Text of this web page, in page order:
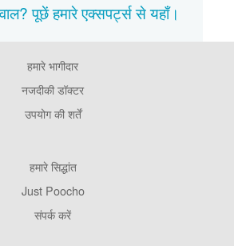
पूछें हमारे एक्सपर्ट्स सेयहाँ।
हमारे भागीदार
नजदीकी डॉक्टर
उपयोग की शर्तें
हमारे सिद्धांत
Just Poocho
संपर्क करें